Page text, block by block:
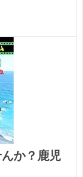
か？鹿児